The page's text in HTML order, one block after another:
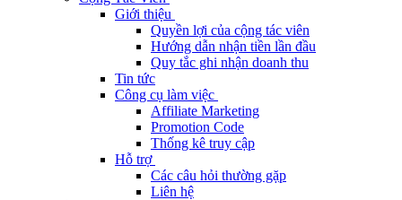
Giới thiệu
Quyền lợi của cộng tác viên
Hướng dẫn nhận tiền lần đầu
Quy tắc ghi nhận doanh thu
Tin tức
Công cụ làm việc
Affiliate Marketing
Promotion Code
Thống kê truy cập
Hỗ trợ
Các câu hỏi thường gặp
Liên hệ